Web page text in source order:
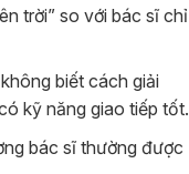
trời” so với bác sĩ chỉ
biết cách giải
kỹ năng giao tiếp tốt.
bác sĩ thường được